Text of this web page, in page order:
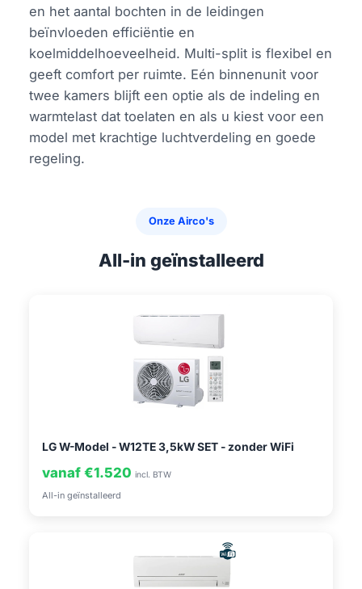
en het aantal bochten in de leidingen
beïnvloeden efficiëntie en
koelmiddelhoeveelheid. Multi-split is flexibel en
geeft comfort per ruimte. Eén binnenunit voor
twee kamers blijft een optie als de indeling en
warmtelast dat toelaten en als u kiest voor een
model met krachtige luchtverdeling en goede
regeling.
Onze Airco's
All-in geïnstalleerd
LG W-Model - W12TE 3,5kW SET - zonder WiFi
vanaf €1.520 incl. BTW
All-in geïnstalleerd